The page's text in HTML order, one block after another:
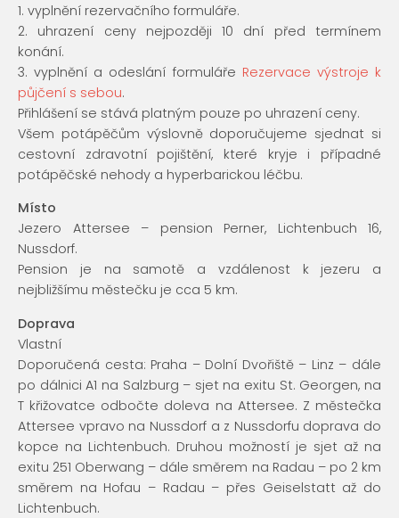
1. vyplnění rezervačního formuláře.
2. uhrazení ceny nejpozději 10 dní před termínem
konání.
3. vyplnění a odeslání formuláře Rezervace výstroje k
půjčení s sebou.
Přihlášení se stává platným pouze po uhrazení ceny.
Všem potápěčům výslovně doporučujeme sjednat si
cestovní zdravotní pojištění, které kryje i případné
potápěčské nehody a hyperbarickou léčbu.
Místo
Jezero Attersee – pension Perner, Lichtenbuch 16,
Nussdorf.
Pension je na samotě a vzdálenost k jezeru a
nejbližšímu městečku je cca 5 km.
Doprava
Vlastní
Doporučená cesta: Praha – Dolní Dvořiště – Linz – dále
po dálnici A1 na Salzburg – sjet na exitu St. Georgen, na
T křižovatce odbočte doleva na Attersee. Z městečka
Attersee vpravo na Nussdorf a z Nussdorfu doprava do
kopce na Lichtenbuch. Druhou možností je sjet až na
exitu 251 Oberwang – dále směrem na Radau – po 2 km
směrem na Hofau – Radau – přes Geiselstatt až do
Lichtenbuch.